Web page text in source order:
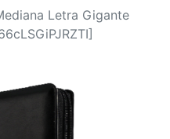
Letra Gigante